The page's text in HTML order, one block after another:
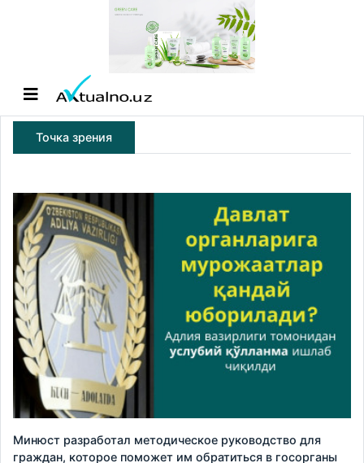
Точка зрения
Минюст разработал методическое руководство для
граждан, которое поможет им обратиться в госорганы